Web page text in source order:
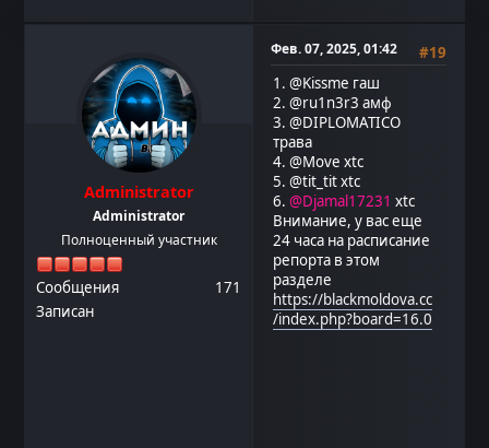
Administrator
Administrator
Полноценный участник
Сообщения
171
Записан
Фев. 07, 2025, 01:42
#19
1.@Kissme гаш
2.@ru1n3r3 амф
3.@DIPLOMATICO
трава
4.@Move xtc
5.@tit_titxtc
6.@Djamal17231 xtc
Внимание, у вас еще
24 часа на расписание
репорта в этом
разделе
https://blackmoldova.cc
/index.php?board=16.0